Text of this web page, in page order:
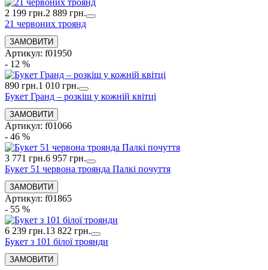
2 199 грн.2 889 грн.
21 червоних троянд
Артикул: f01950
- 12 %
890 грн.1 010 грн.
Букет Гранд – розкіш у кожній квітці
Артикул: f01066
- 46 %
3 771 грн.6 957 грн.
Букет 51 червона троянда Палкі почуття
Артикул: f01865
- 55 %
6 239 грн.13 822 грн.
Букет з 101 білої троянди